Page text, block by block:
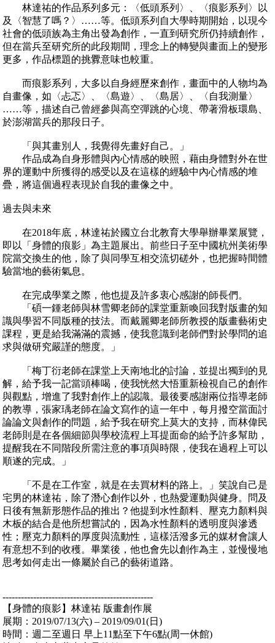
林達祐的作品系列多元：〈低頭系列〉、〈痕影系列〉以
及〈智慧了嗎？〉……等。低頭系列自大學時期開始，以現今
社會的低頭族為主角出發為創作，一直到研究所仍持續創作，
但在當兵至研究所的此段期間，理念上的轉變與畫面上的變形
更多，作品標題的挑釁意味也較重。
而痕影系列，大多以自身經歷來創作，畫面中的人物均為
自畫像，如〈忐忑〉、〈島遊〉、〈島居〉、〈自我測量〉
……等，描述自己曾經參與高空彈跳的心境、帶著滑板環島、
於澎湖當兵的那段日子。
「與其畫別人，我覺得先畫好自己。」
作品成為自身形體與內心情感的映照，藉由身體對外在世
界的運動中所獲得的感受以及在這樣的經驗中內心情感的堆
疊，將這個過程表現於自我的畫像之中。
過去與未來
在2018年底，林達祐於國立台北教育大學舉辦畢業展覽，
即以「身體的痕影」為主題展出。前些日子至中國杭州美術學
院當交換生的他，除了與同學互相交流切磋外，也把握時間體
驗當地的藝術氣息。
在完成學業之際，他也提及許多衷心感謝的師長們。
「碩一鍾老師與林雪卿老師的課堂重新喚回我對版畫的知
識與學習不同版種的技法。而戴麗卿老師所教授的版畫藝術史
課程，更是給我滿滿的震撼，使我意識到老師們對於學問的追
求與做研究嚴謹的態度。」
「梅丁衍老師在課堂上天南地北的討論，並提出獨到的見
解，給予我一記當頭棒喝，使我恍然大悟重新檢視自己的創作
與觀點，增進了我對創作上的認識。最後要感謝兩位指導老師
的教導，張家瑀老師在論文寫作的這一年中，每月撥空當面討
論論文與創作的問題，給予我在研究上莫大的支持，而林偉民
老師則是在各個細節與學校流程上耳提面命的給予許多幫助，
提醒我在不同階段所需注意的事項與時限，使我在過程上可以
順遂的完成。」
「不是在工作室，就是在去買材料的路上。」笑說自己是
宅男的林達祐，除了潛心創作以外，也熱愛運動與健身。問及
日後有無新形態作品的推出？他提到水性顏料、壓克力顏料與
木板的結合是他所想嘗試的，因為水性顏料的透明度與滲透
性；壓克力顏料的厚度與流動性，這樣活潑多元的媒材會讓人
有意想不到的收穫。畢業後，他也會先以創作為主，並慢慢地
思考如何走出一條屬於自己的藝術道路。
-------------------------------------------------
【身體的痕影】林達祐 版畫創作展
展期：2019/07/13(六) – 2019/09/01(日)
時間：週二至週日 早上11點至下午6點(周一休館)